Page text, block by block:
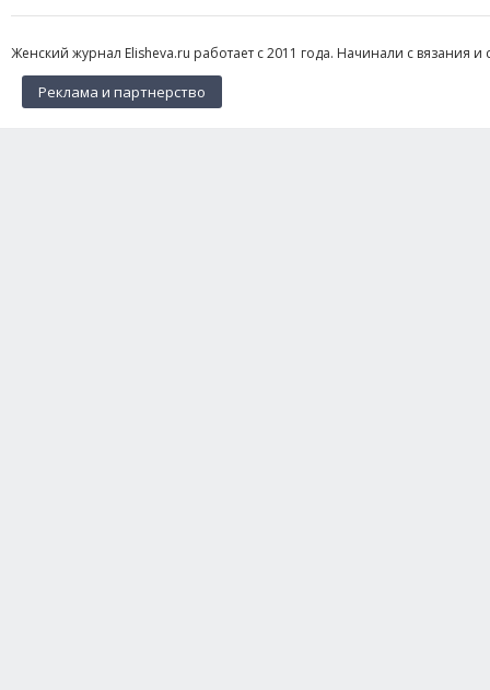
Женский журнал Elisheva.ru работает с 2011 года. Начинали с вязания
Реклама и партнерство